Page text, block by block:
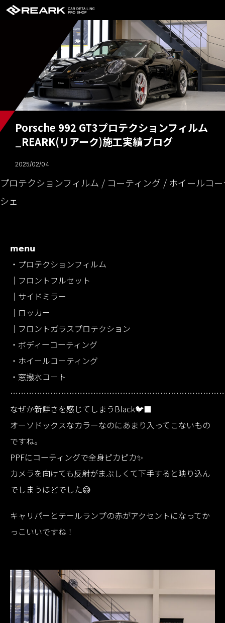
Porsche 992 GT3プロテクションフィルム
_REARK(リアーク)施工実績ブログ
2025/02/04
プロテクションフィルム コーティング
ホイールコ
シェ
𝗺𝗲𝗻𝘂
・プロテクションフィルム
｜フロントフルセット
｜サイドミラー
｜ロッカー
｜フロントガラスプロテクション
・ボディーコーティング
・ホイールコーティング
・窓撥水コート
なぜか新鮮さを感じてしまうBlack🐦‍⬛
オーソドックスなカラーなのにあまり入ってこないもの
ですね。
PPFにコーティングで全身ピカピカ✨
カメラを向けても反射がまぶしくて下手すると映り込ん
でしまうほどでした😅
キャリパーとテールランプの赤がアクセントになってか
っこいいですね！